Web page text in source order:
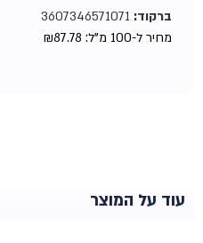
ברקוד:3607346571071
מחיר ל-100 מ"ל:
₪87.78
עוד על המוצר